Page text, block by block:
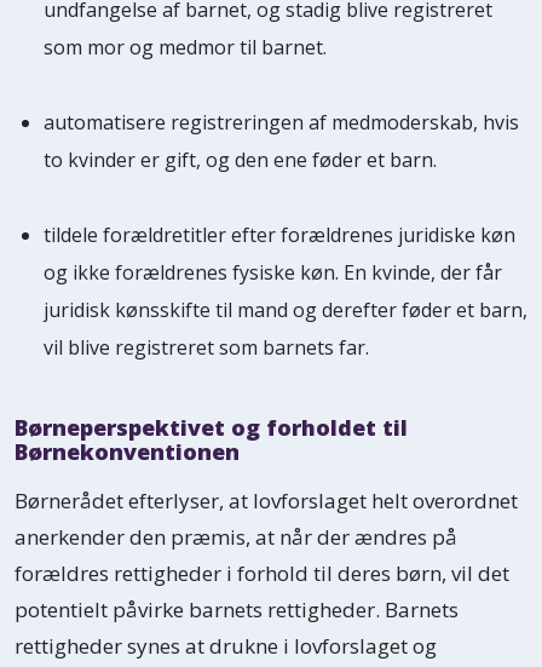
undfangelse af barnet, og stadig blive registreret
som mor og medmor til barnet.
automatisere registreringen af medmoderskab, hvis
to kvinder er gift, og den ene føder et barn.
tildele forældretitler efter forældrenes juridiske køn
og ikke forældrenes fysiske køn. En kvinde, der får
juridisk kønsskifte til mand og derefter føder et barn,
vil blive registreret som barnets far.
Børneperspektivet og forholdet til
Børnekonventionen
Børnerådet efterlyser, at lovforslaget helt overordnet
anerkender den præmis, at når der ændres på
forældres rettigheder i forhold til deres børn, vil det
potentielt påvirke barnets rettigheder. Barnets
rettigheder synes at drukne i lovforslaget og